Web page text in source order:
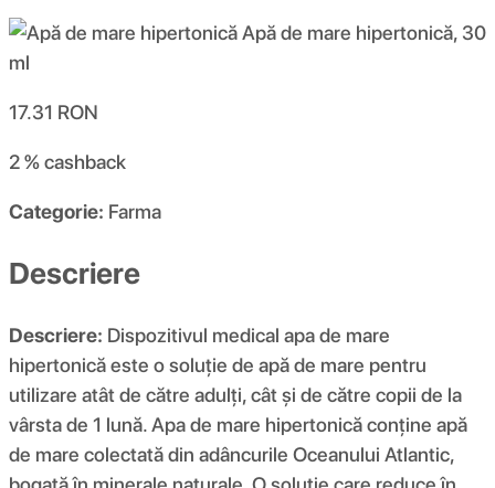
17.31 RON
2 %cashback
Categorie: Farma
Descriere
Descriere: Dispozitivul medical apa de mare
hipertonică este o soluție de apă de mare pentru
utilizare atât de către adulți, cât și de către copii de la
vârsta de 1 lună. Apa de mare hipertonică conține apă
de mare colectată din adâncurile Oceanului Atlantic,